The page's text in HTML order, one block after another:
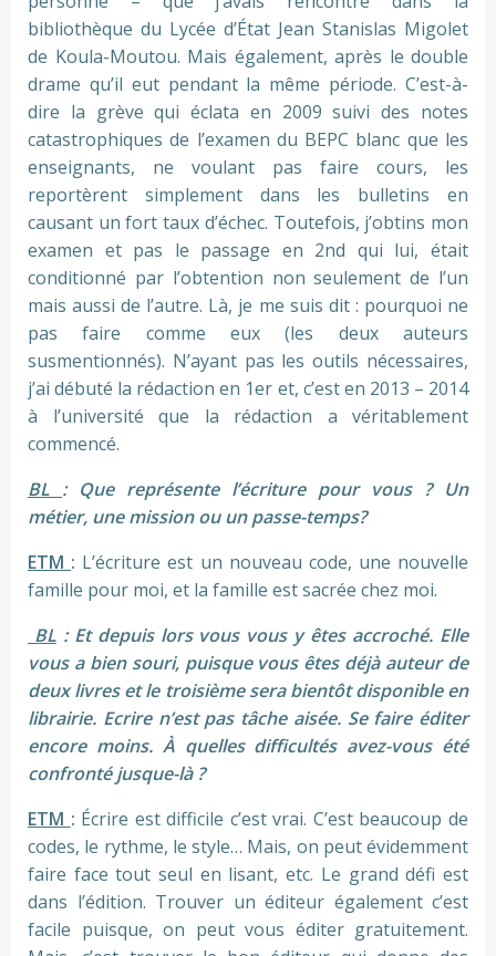
bibliothèque du Lycée d’État Jean Stanislas Migolet
de Koula-Moutou. Mais également, après le double
drame qu’il eut pendant la même période. C’est-à-
dire la grève qui éclata en 2009 suivi des notes
catastrophiques de l’examen du BEPC blanc que les
enseignants, ne voulant pas faire cours, les
reportèrent simplement dans les bulletins en
causant un fort taux d’échec. Toutefois, j’obtins mon
examen et pas le passage en 2nd qui lui, était
conditionné par l’obtention non seulement de l’un
mais aussi de l’autre. Là, je me suis dit : pourquoi ne
pas faire comme eux (les deux auteurs
susmentionnés). N’ayant pas les outils nécessaires,
j’ai débuté la rédaction en 1er et, c’est en 2013 – 2014
à l’université que la rédaction a véritablement
commencé.
BL : Que représente l’écriture pour vous ? Un
métier, une mission ou un passe-temps?
ETM : L’écriture est un nouveau code, une nouvelle
famille pour moi, et la famille est sacrée chez moi.
BL: Et depuis lors vous vous y êtes accroché. Elle
vous a bien souri, puisque vous êtes déjà auteur de
deux livres et le troisième sera bientôt disponible en
librairie. Ecrire n’est pas tâche aisée. Se faire éditer
encore moins. À quelles difficultés avez-vous été
confronté jusque-là ?
ETM : Écrire est difficile c’est vrai. C’est beaucoup de
codes, le rythme, le style… Mais, on peut évidemment
faire face tout seul en lisant, etc. Le grand défi est
dans l’édition. Trouver un éditeur également c’est
facile puisque, on peut vous éditer gratuitement.